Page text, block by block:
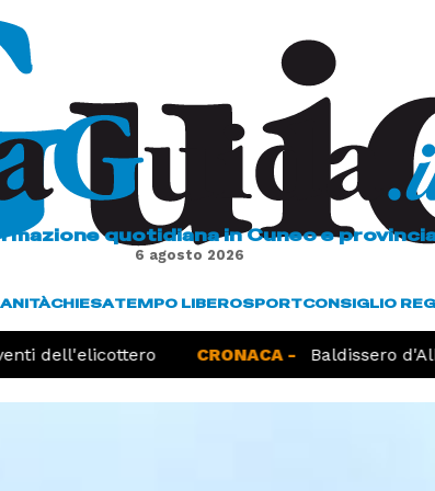
quotidiana in Cuneo e
6 agosto 2026
CHIESATEMPO LIBEROSPORTCONSIGLIO
dell'elicottero CRONACA - Baldissero